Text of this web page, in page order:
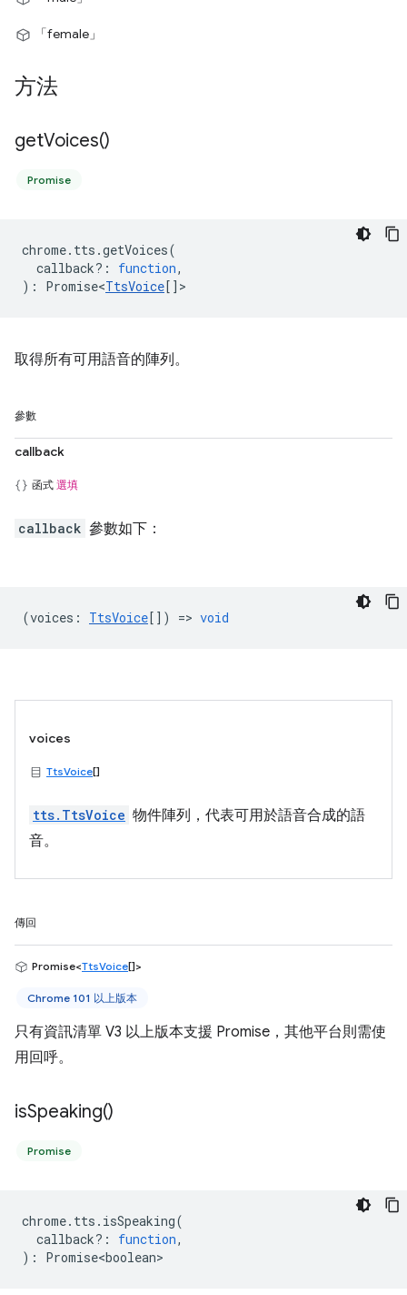
「female」
方法
getVoices()
Promise
chrome. tts .getVoices(
callback? : function,
) : Promise<TtsVoice[] >
取得所有可用語音的陣列。
參數
callback
函式 選填
callback 參數如下：
(voices : TtsVoice[]) => void
voices
TtsVoice[]
tts.TtsVoice 物件陣列，代表可用於語音合成的語
音。
傳回
Promise<TtsVoice[]>
Chrome 101 以上版本
只有資訊清單 V3 以上版本支援 Promise，其他平台則需使
用回呼。
isSpeaking()
Promise
chrome. tts . isSpeaking(
callback? : function,
) : Promise<boolean>